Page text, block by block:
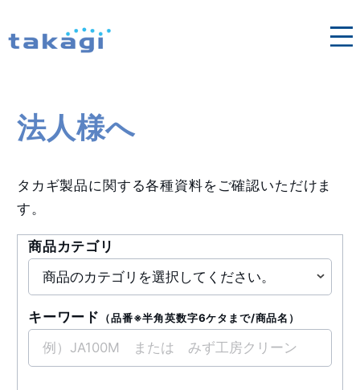
法人様へ
法人様へ
タカギ製品に関する各種資料をご確認いただけま
す。
商品カテゴリ
キーワード （品番※半角英数字6ケタまで/商品名）